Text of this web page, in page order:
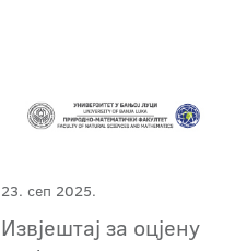
23. сеп 2025.
Извјештај за оцјену